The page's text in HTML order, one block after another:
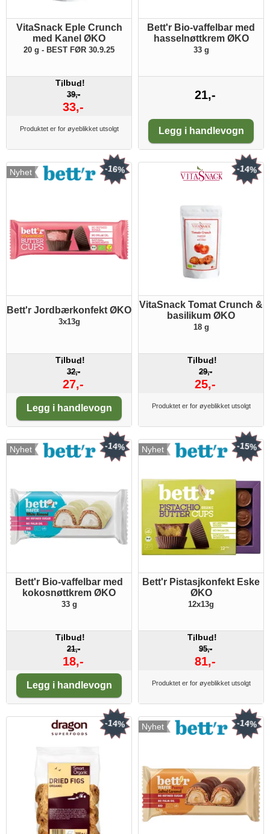
VitaSnack Eple Crunch
med Kanel ØKO
20 g - BEST FØR 30.9.25
Tilbud!
39,-
33,-
Produktet er for øyeblikket utsolgt
Bett'r Bio-vaffelbar med
hasselnøttkrem ØKO
33 g
21,-
Legg i handlevogn
Nyhet
Bett'r Jordbærkonfekt ØKO
3x13g
Tilbud!
32,-
27,-
-16%
Legg i handlevogn
VitaSnack Tomat Crunch &
basilikum ØKO
18 g
Tilbud!
29,-
25,-
-14%
Produktet er for øyeblikket utsolgt
Nyhet
Bett'r Bio-vaffelbar med
kokosnøttkrem ØKO
33 g
Tilbud!
21,-
18,-
-14%
Legg i handlevogn
Nyhet
Bett'r Pistasjkonfekt Eske
ØKO
12x13g
Tilbud!
95,-
81,-
-15%
Produktet er for øyeblikket utsolgt
-14% Nyhet -14%